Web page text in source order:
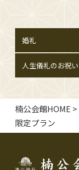
婚礼
人生儀礼のお祝い
楠公会館HOME >
限定プラン